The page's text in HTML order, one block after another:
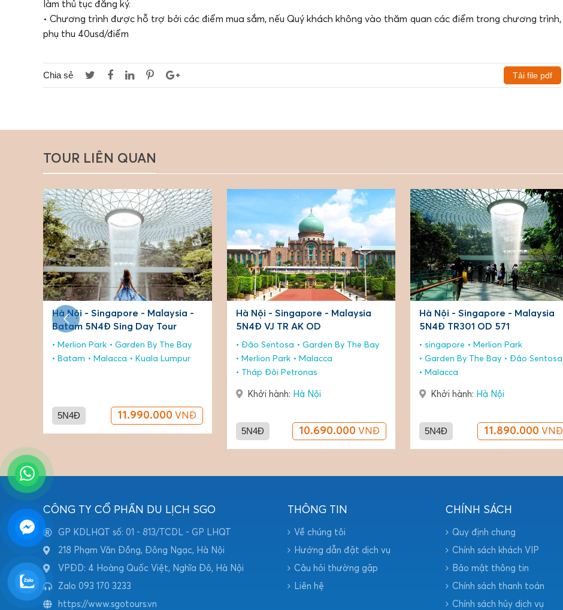
làm thủ tục đăng ký.
• Chương trình được hỗ trợ bởi các điểm mua sắm, nếu Quý khách không vào thăm quan các điểm trong chương trình,
phụ thu 40usd/điểm
Chia sẻ Tải file pdf
TOUR LIÊN QUAN
Hà Nội - Singapore - Malaysia
5N4Đ VJ TR AK OD
Đảo Sentosa
Garden By The Bay
Merlion Park
Malacca
10.690.000
Hà Nội - Singapore - Malaysia
5N4Đ TR301 OD 571
singapore
Merlion Park
Garden By The Bay
Đảo Sentosa
Malacca
Khởi hành: Hà Nội
5N4Đ 11.890.000 VNĐ
Hà Nội - Singapore - Malaysia
5N4Đ VJ 915 OD 571
singapore
Merlion Park
Garden By The Bay
Đảo Sentosa
Malacca
Khởi hành: Hà Nội
5N4Đ 11.290.000 VNĐ
CÔNG TY CỔ PHẦN DU LỊCH SGO
GP KDLHQT số: 01 - 813/TCDL - GP LHQT
218 Phạm Văn Đồng, Đông Ngạc, Hà Nội
VPĐD: 4 Hoàng Quốc Việt, Nghĩa Đô, Hà Nội
Zalo 093 170 3233
https://www.sgotours.vn
THÔNG TIN
Về chúng tôi
Hướng dẫn đặt dịch vụ
Câu hỏi thường gặp
Liên hệ
CHÍNH SÁCH
Quy định chung
Chính sách khách VIP
Bảo mật thông tin
Chính sách thanh toán
Chính sách hủy dịch vụ